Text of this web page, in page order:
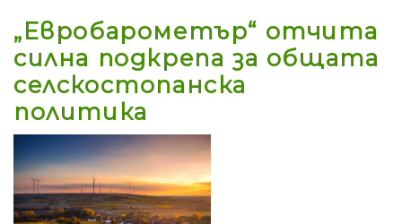
„Евробарометър“ отчита
силна подкрепа за общата
селскостопанска
политика